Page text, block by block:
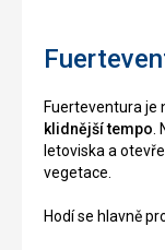
Fuerteventura je
klidnější tempo
letoviska a
vegetace.
Hodí se hlavně